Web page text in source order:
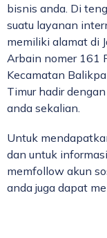
bisnis anda. Di
suatu layanan
memiliki alamat di
Arbain nomer 161
Kecamatan
Timur hadir
anda sekalian.
Untuk
dan untuk
memfollow akun
anda juga dapat